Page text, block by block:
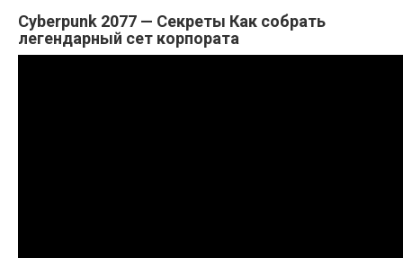
Cyberpunk 2077 — Секреты Как собрать
легендарный сет корпората